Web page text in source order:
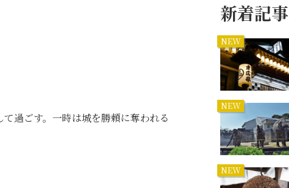
過ごす。一時は城を勝頼に奪われる
新着記事
NEW
NEW
NEW